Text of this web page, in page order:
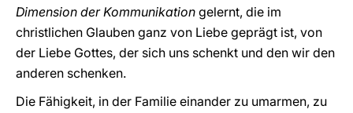
Dimension der Kommunikation gelernt, die im
christlichen Glauben ganz von Liebe geprägt ist, von
der Liebe Gottes, der sich uns schenkt und den wir den
anderen schenken.
Die Fähigkeit, in der Familie einander zu umarmen, zu